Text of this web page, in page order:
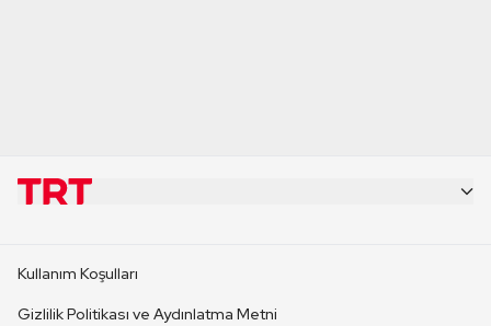
Kullanım Koşulları
Gizlilik Politikası ve Aydınlatma Metni